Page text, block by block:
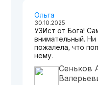
Ольга
30.10.2025
УЗИст от Бога!
внимательный. Ни
пожалела, что
нему.
Сеньков